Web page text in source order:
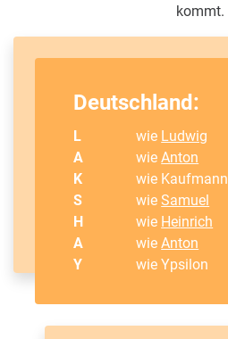
kommt.
Deutschland:
L wie Ludwig
A
wieAnton
K
wie Kaufmann
S
wieSamuel
H
wie Heinrich
A
wieAnton
Y
wie Ypsilon